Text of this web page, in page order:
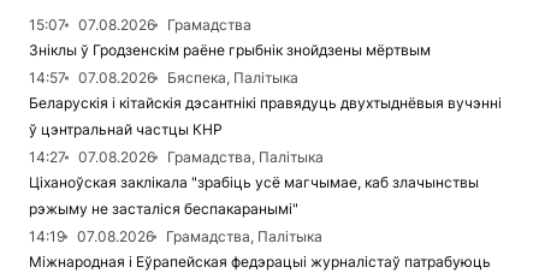
15:07 07.08.2026
Грамадства
Зніклы ў Гродзенскім раёне грыбнік знойдзены мёртвым
14:57
07.08.2026
Бяспека, Палітыка
Беларускія і кітайскія дэсантнікі правядуць двухтыднёвыя вучэнні
ў цэнтральнай частцы КНР
14:27
07.08.2026
Грамадства, Палітыка
Ціханоўская заклікала "зрабіць усё магчымае, каб злачынствы
рэжыму не засталіся беспакаранымі"
14:19
07.08.2026
Грамадства, Палітыка
Міжнародная і Еўрапейская федэрацыі журналістаў патрабуюць